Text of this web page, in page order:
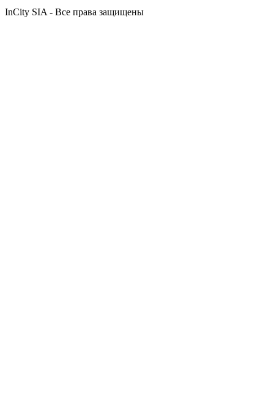
InCity SIA - Все права защищены